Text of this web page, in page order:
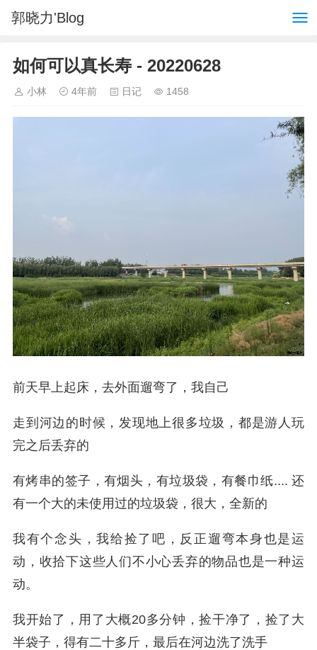
郭晓力'Blog
如何可以真长寿 - 20220628
小林 4年前 日记 1458
前天早上起床，去外面遛弯了，我自己
走到河边的时候，发现地上很多垃圾，都是游人玩
完之后丢弃的
有烤串的签子，有烟头，有垃圾袋，有餐巾纸.... 还
有一个大的未使用过的垃圾袋，很大，全新的
我有个念头，我给捡了吧，反正遛弯本身也是运
动，收拾下这些人们不小心丢弃的物品也是一种运
动。
我开始了，用了大概20多分钟，捡干净了，捡了大
半袋子，得有二十多斤，最后在河边洗了洗手